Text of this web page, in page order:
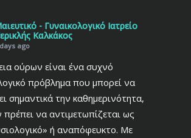
- Γυναικολογικό Ιατρείο
Καλκάκος
ago
ούρων είναι ένα συχνό
πρόβλημα που μπορεί να
σημαντικά την καθημερινότητα,
πρέπει να αντιμετωπίζεται ως
ή αναπόφευκτο. Με